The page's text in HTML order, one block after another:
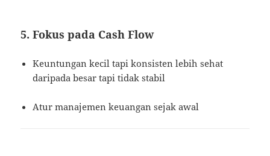
5. Fokus pada Cash Flow
Keuntungan kecil tapi konsisten lebih sehat
daripada besar tapi tidak stabil
Atur manajemen keuangan sejak awal